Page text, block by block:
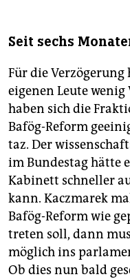
Seit sechs
Für die
eigenen Leute
haben sich die
Bafög-Reform
taz. Der
im Bundestag hätte
Kabinett schneller
kann. Kaczmarek
Bafög-Reform wie
treten soll, dann
möglich ins
Ob dies nun bald